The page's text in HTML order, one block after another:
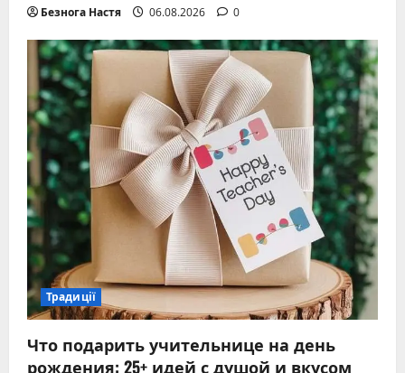
Безнога Настя 06.08.2026 0
Традиції
Что подарить учительнице на день
рождения: 25+ идей с душой и вкусом